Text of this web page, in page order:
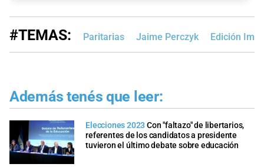
#TEMAS: Paritarias Jaime Perczyk Edición
Además tenés que leer:
Elecciones 2023Con "faltazo" de libertarios,
referentes de los candidatos a presidente
tuvieron el último debate sobre educación